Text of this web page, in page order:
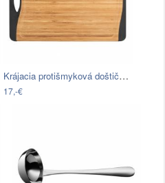
Krájacia protišmyková doštička z…
17,-€